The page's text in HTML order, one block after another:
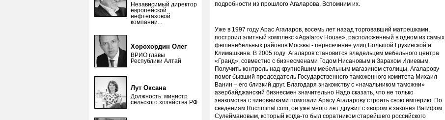
Независимый директор
европейской
нефтегазовой
компании...
Хорохордин Олег
ВРИО главы
Республики Алтай
Лут Оксана
Должность: министр
сельского хозяйства РФ
подробности из прошлого Агаларова. Вспомним их.
Уже в 1997 году Арас Агаларов, восемь лет назад торговавший матрешками,
построил элитный комплекс «Agalarov House», расположенный в одном из самых
фешенебельных районов Москвы - пересечение улиц Большой Грузинской и
Климашкина. В 2005 году Агаларов становится владельцем мебельного центра
«Гранд», совместно с бизнесменами Годом Нисановым и Зарахом Илиевым.
Получить контроль над крупнейшим мебельным магазином столицы, Агаларову
помог бывший председатель Государственного таможенного комитета Михаил
Ванин – его близкий друг. Благодаря знакомству с «начальником таможни»
азербайджанский бизнесмен значительно Надо сказать, что не только
знакомства с чиновниками помогали Арасу Агаларову строить свою империю. По
сведениям Rucriminal.com, он уже много лет дружит с «вором в законе» Вагифом
Сулеймановым, который когда-то был соратником старейшего российского